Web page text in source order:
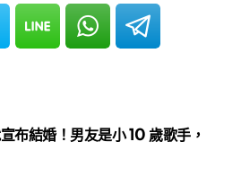
布結婚！男友是小 10 歲歌手，